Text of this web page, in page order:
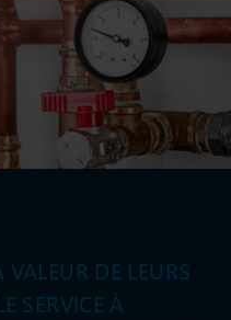
DE LEURS
SERVICE À